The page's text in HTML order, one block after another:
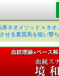
券ネオメソッド > ネオ
せる素質馬を狙い撃ち